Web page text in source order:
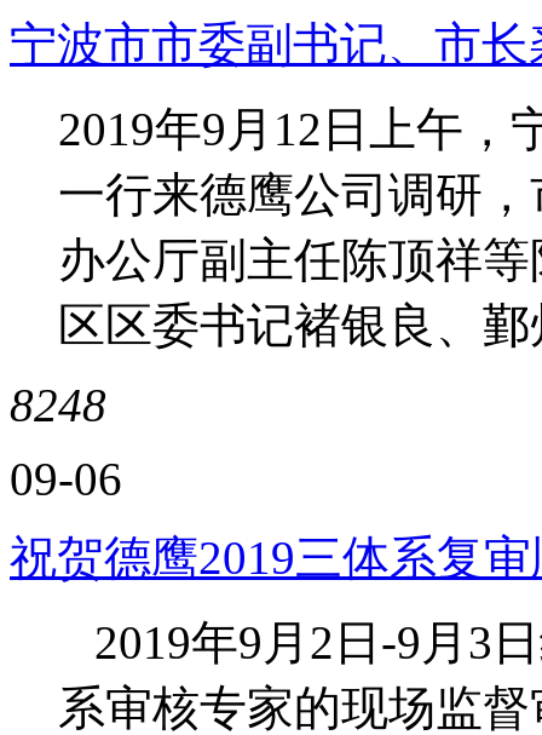
宁波市市委副书记、市
2019年9月12日上午，
一行来德鹰公司调研
办公厅副主任陈顶祥
区区委书记褚银良、
8248
09-06
祝贺德鹰2019三体系复
2019年9月2日-9月3
系审核专家的现场监